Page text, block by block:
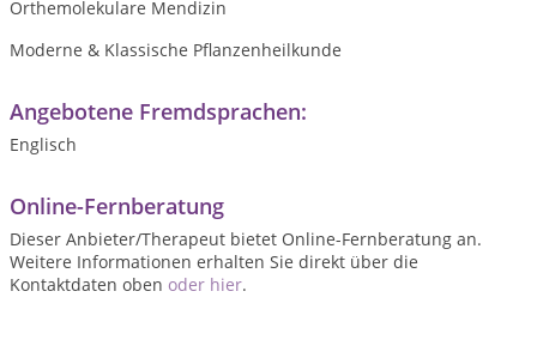
Orthemolekulare Mendizin
Moderne & Klassische Pflanzenheilkunde
Angebotene Fremdsprachen:
Englisch
Online-Fernberatung
Dieser Anbieter/Therapeut bietet Online-Fernberatung an.
Weitere Informationen erhalten Sie direkt über die
Kontaktdaten oben oder hier.